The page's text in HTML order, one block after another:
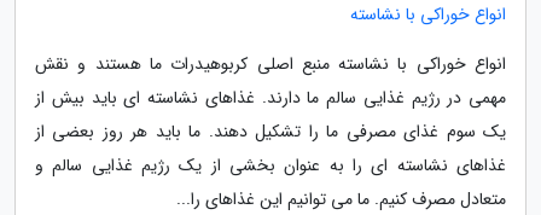
انواع خوراکی با نشاسته
انواع خوراکی با نشاسته منبع اصلی کربوهیدرات ما هستند و نقش
مهمی در رژیم غذایی سالم ما دارند. غذاهای نشاسته ای باید بیش از
یک سوم غذای مصرفی ما را تشکیل دهند. ما باید هر روز بعضی از
غذاهای نشاسته ای را به عنوان بخشی از یک رژیم غذایی سالم و
متعادل مصرف کنیم. ما می توانیم این غذاهای را...